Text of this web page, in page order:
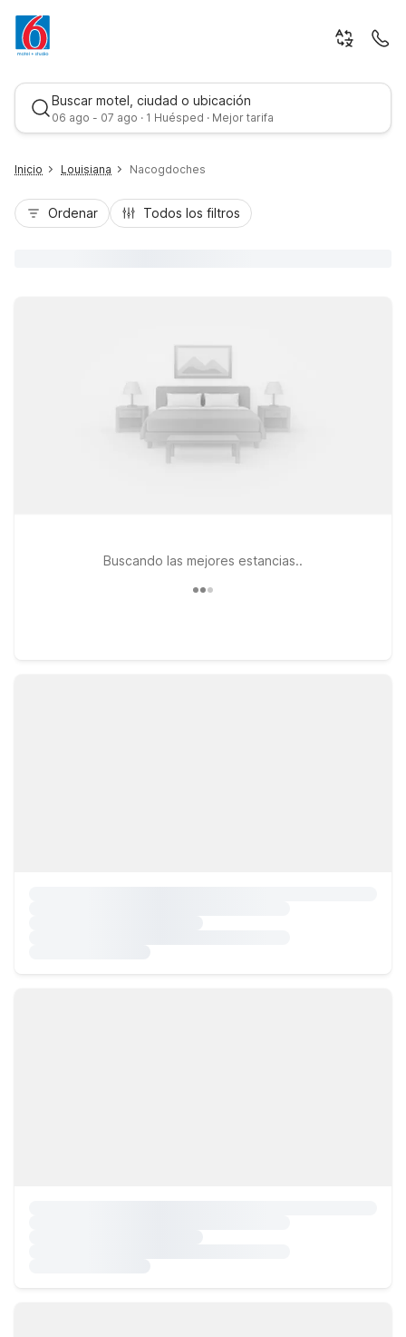
Buscar motel, ciudad o ubicación
06 ago - 07 ago · 1 Huésped · Mejor tarifa
Inicio Louisiana Nacogdoches
Ordenar Todos los filtros
Buscando las mejores estancias..